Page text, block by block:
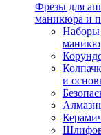
Фрезы для
маникюра и
Наборы
и